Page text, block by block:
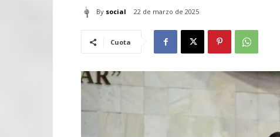
By social 22 de marzo de 2025
Cuota